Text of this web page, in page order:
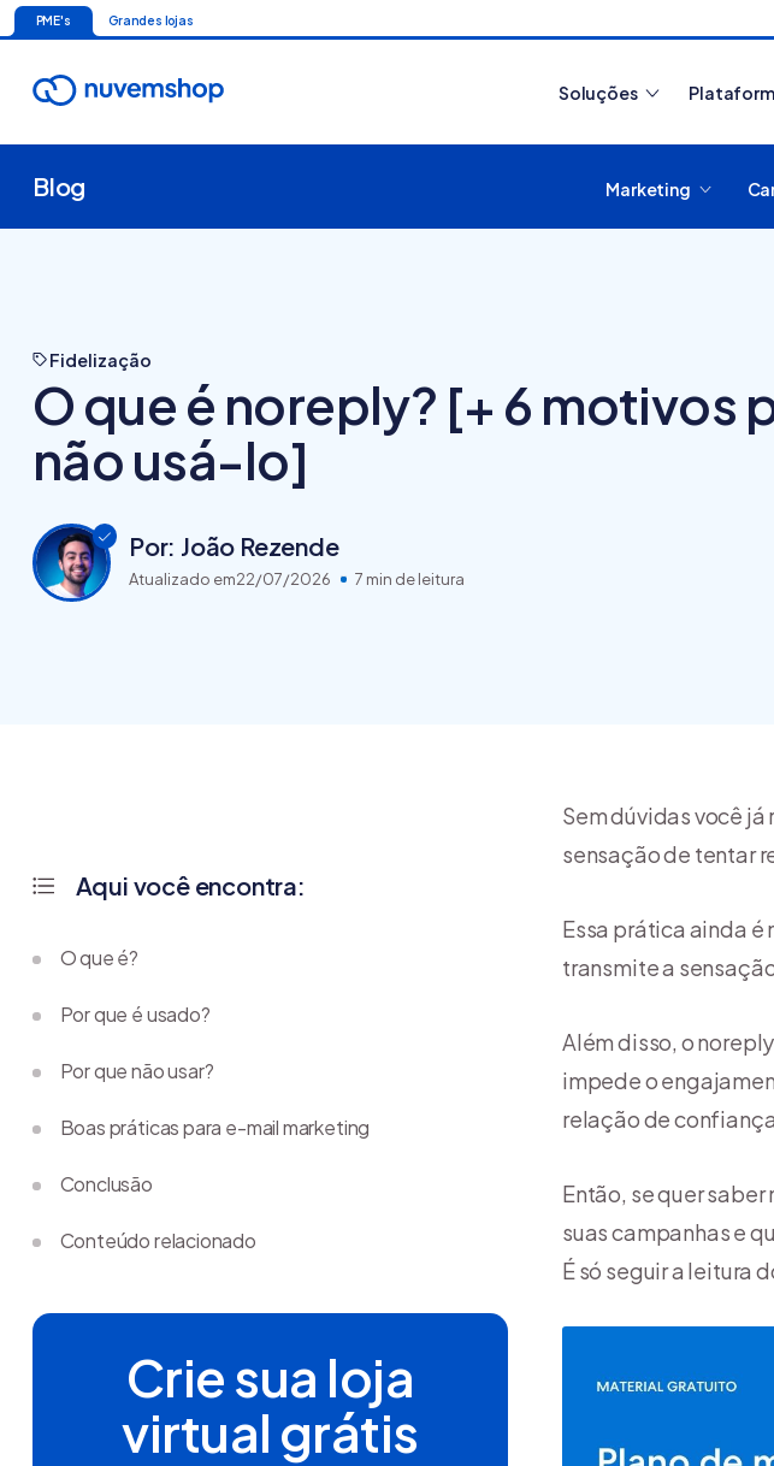
PME's Grandes lojas
Soluções
Blog Marketing
Fidelização
O que é noreply? [+ 6 motivos
não usá-lo]
Por: João Rezende
Atualizado em22/07/2026 7 min de leitura
Sem dúvidas você
sensação de tentar
Essa prática ainda
transmite a
Além disso, o
impede o
relação de
Então, se quer saber
suas campanhas e
É só seguir a leitura
Aqui você encontra:
O que é?
Por que é usado?
Por que não usar?
Boas práticas para e-mail marketing
Conclusão
Conteúdo relacionado
Crie sua loja
virtual grátis